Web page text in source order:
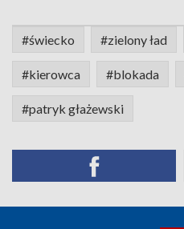
#świecko #zielony ład
#kierowca #blokada
#patryk głażewski